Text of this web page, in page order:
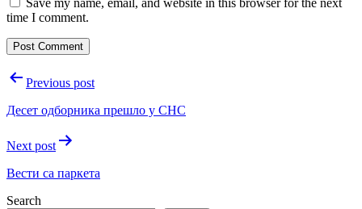
time I comment.
PostPrevious post
Десет одборника прешло у СНС
Next post
Вести са паркета
Search